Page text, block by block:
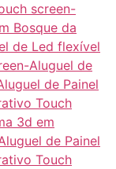
screen-
Bosque da
de Led flexível
Aluguel de
de Painel
Touch
3d em
de Painel
Touch